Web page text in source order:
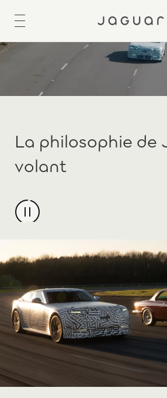
La philosophie de
volant